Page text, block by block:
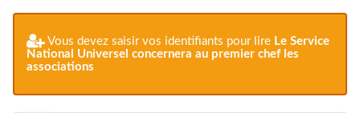
Vous devez saisir vos identifiants pour lire Le Service
National Universel concernera au premier chef les
associations